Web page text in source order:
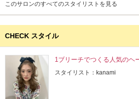
このサロンのすべてのスタイリストを見る
CHECK スタイル
1ブリーチでつくる人気のヘ
スタイリスト：kanami